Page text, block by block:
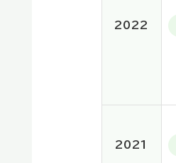
2022
2021